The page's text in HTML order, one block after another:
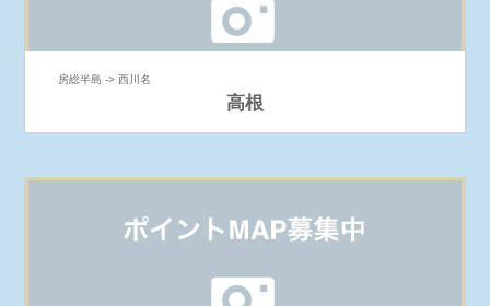
房総半島 -> 西川名
高根